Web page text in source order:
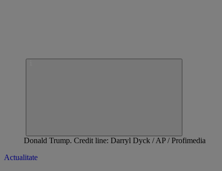
Donald Trump. Credit line: Darryl Dyck / AP / Profimedia
Actualitate